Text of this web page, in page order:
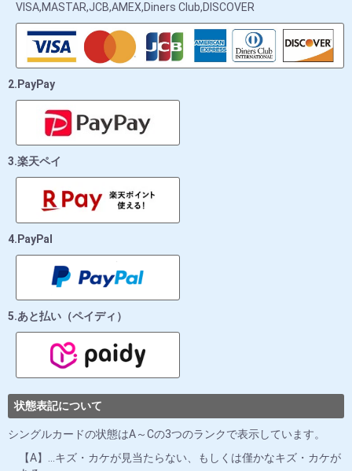
VISA,MASTAR,JCB,AMEX,Diners Club,DISCOVER
2.PayPay
3.楽天ペイ
4.PayPal
5.あと払い（ペイディ）
状態表記について
シングルカードの状態はA～Cの3つのランクで表示しています。
【A】…キズ・カケが見当たらない、もしくは僅かなキズ・カケが